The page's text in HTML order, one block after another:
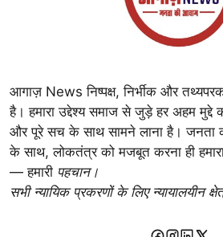
आगाज़ News निष्पक्ष, निर्भीक और
है। हमारा उद्देश्य समाज से जुड़े हर अहम मुद्दे
और पूरे सच के साथ सामने लाना है। जनता
के साथ, लोकतंत्र को मजबूत करना ही
— हमारी पहचान।
सभी न्यायिक प्रकरणों के लिए न्यायालयीन